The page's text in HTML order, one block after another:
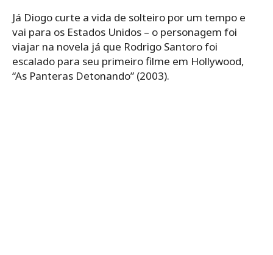
Já Diogo curte a vida de solteiro por um tempo e
vai para os Estados Unidos – o personagem foi
viajar na novela já que Rodrigo Santoro foi
escalado para seu primeiro filme em Hollywood,
“As Panteras Detonando” (2003).